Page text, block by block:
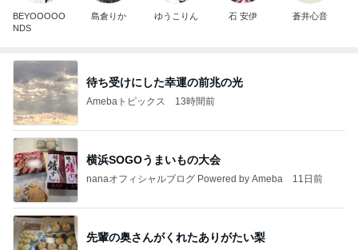
BEYOOOOO
NDS
島倉りか ゆうこりん 石 安伊 蒼井心音
待ち受けにした幸運の前兆の光
Amebaトピックス 13時間前
横浜SOGOうまいもの大会
nanaオフィシャルブログ Powered by Ameba 11日前
先輩の奥さんがくれたありがたい梨